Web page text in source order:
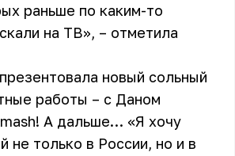
раньше по каким-то
на ТВ», – отметила
новый сольный
работы – с Даном
А дальше… «Я хочу
не только в России, но и в